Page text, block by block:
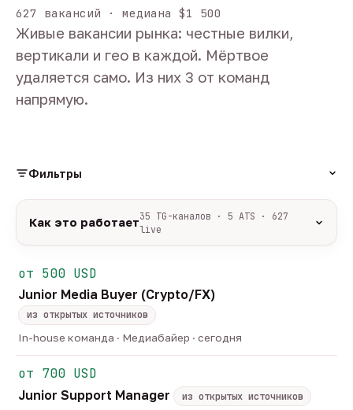
627 вакансий · медиана $1 500
Живые вакансии рынка: честные вилки,
вертикали и гео в каждой. Мёртвое
удаляется само. Из них 3 от команд
напрямую.
Фильтры
удалённо 533
ГРЕЙД
junior45 middle246
head21
только с зарплатой
Как это работает35 TG-каналов · 5 ATS · 627
live
ArbiHunter, Партнёркин и ATS-площадки
(Greenhouse, Himalayas и другие).
Разбор:нейронка разбирает сырец каждые 30
минут — роль, вертикаль, формат, вилка, грейд.
Скам-фильтр:без предоплат и взносов, без
обещаний гарантированного дохода, без увода в
Свежесть:
через 30 дней.
от 500 USD
Junior Media Buyer (Crypto/FX)
из открытых источников
In-house команда · Медиабайер · сегодня
от 700 USD
Junior Support Manager
из открытых источников